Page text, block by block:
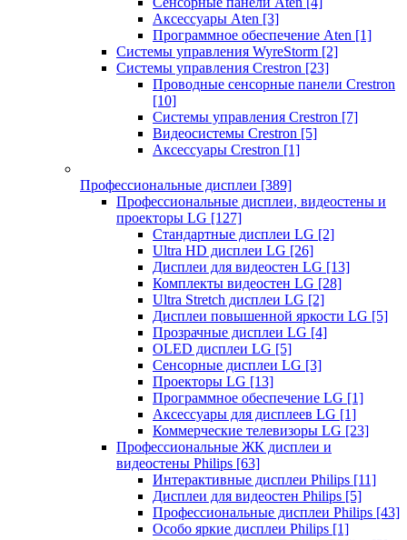
Аксессуары Aten [3]
Программное обеспечение Aten [1]
Системы управления WyreStorm [2]
Системы управления Crestron [23]
Проводные сенсорные панели Crestron
[10]
Системы управления Crestron [7]
Видеосистемы Crestron [5]
Аксессуары Crestron [1]
Профессиональные дисплеи [389]
Профессиональные дисплеи, видеостены и
проекторы LG [127]
Стандартные дисплеи LG [2]
Ultra HD дисплеи LG [26]
Дисплеи для видеостен LG [13]
Комплекты видеостен LG [28]
Ultra Stretch дисплеи LG [2]
Дисплеи повышенной яркости LG [5]
Прозрачные дисплеи LG [4]
OLED дисплеи LG [5]
Сенсорные дисплеи LG [3]
Проекторы LG [13]
Программное обеспечение LG [1]
Аксессуары для дисплеев LG [1]
Коммерческие телевизоры LG [23]
Профессиональные ЖК дисплеи и
видеостены Philips [63]
Интерактивные дисплеи Philips [11]
Дисплеи для видеостен Philips [5]
Профессиональные дисплеи Philips [43]
Особо яркие дисплеи Philips [1]